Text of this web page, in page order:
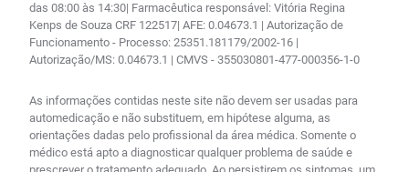
das 08:00 às 14:30| Farmacêutica responsável: Vitória Regina
Kenps de Souza CRF 122517| AFE: 0.04673.1 | Autorização de
Funcionamento - Processo: 25351.181179/2002-16 |
Autorização/MS: 0.04673.1 | CMVS - 355030801-477-000356-1-0
As informações contidas neste site não devem ser usadas para
automedicação e não substituem, em hipótese alguma, as
orientações dadas pelo profissional da área médica. Somente o
médico está apto a diagnosticar qualquer problema de saúde e